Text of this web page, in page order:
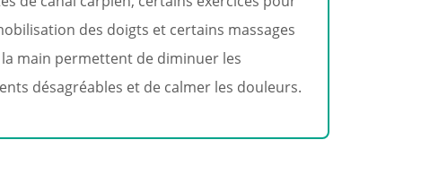
des doigts et certains massages
main permettent de diminuer les
désagréables et de calmer les douleurs.